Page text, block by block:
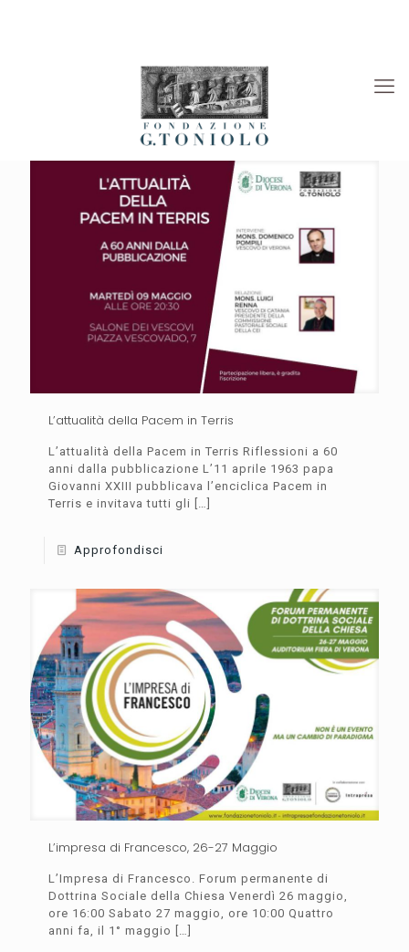
L’attualità della Pacem in Terris
L’attualità della Pacem in Terris Riflessioni a 60
anni dalla pubblicazione L’11 aprile 1963 papa
Giovanni XXIII pubblicava l’enciclica Pacem in
Terris e invitava tutti gli […]
Approfondisci
L’impresa di Francesco, 26-27 Maggio
L’Impresa di Francesco. Forum permanente di
Dottrina Sociale della Chiesa Venerdì 26 maggio,
ore 16:00 Sabato 27 maggio, ore 10:00 Quattro
anni fa, il 1° maggio
[…]